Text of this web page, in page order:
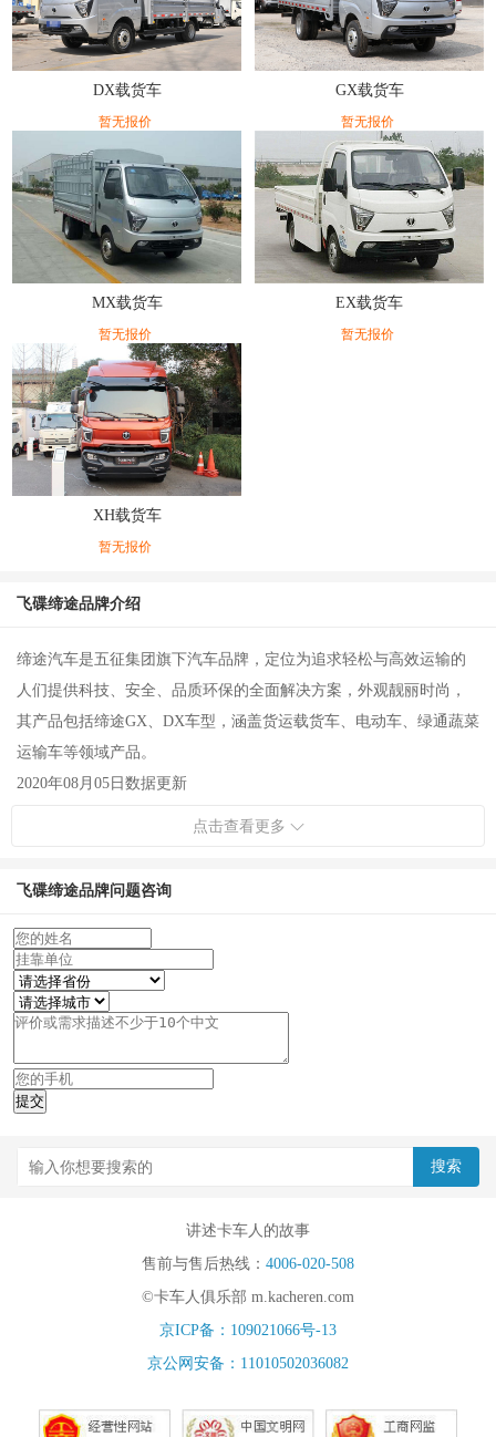
DX载货车
暂无报价
GX载货车
暂无报价
MX载货车
暂无报价
EX载货车
暂无报价
XH载货车
暂无报价
飞碟缔途品牌介绍
缔途汽车是五征集团旗下汽车品牌，定位为追求轻松与高效运输的
人们提供科技、安全、品质环保的全面解决方案，外观靓丽时尚，
其产品包括缔途GX、DX车型，涵盖货运载货车、电动车、绿通蔬菜
运输车等领域产品。
2020年08月05日数据更新
点击查看更多
飞碟缔途品牌问题咨询
讲述卡车人的故事
售前与售后热线： 4006-020-508
©卡车人俱乐部 m.kacheren.com
京ICP备：109021066号-13
京公网安备：11010502036082